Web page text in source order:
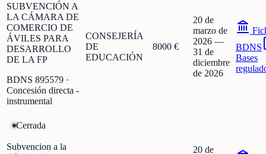
SUBVENCIÓN A
LA CÁMARA DE
COMERCIO DE
ÁVILES PARA
DESARROLLO
DE LA FP
BDNS 895579 ·
Concesión directa -
instrumental
CONSEJERÍA
DE
EDUCACIÓN
8000 €
20 de
marzo de
2026 —
31 de
diciembre
de 2026
BDNS
Bases
Cerrada
Subvencion a la
20 de